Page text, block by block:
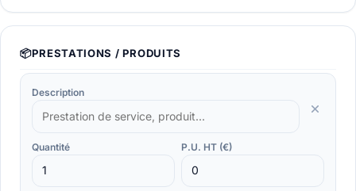
📦PRESTATIONS / PRODUITS
Description
Quantité P.U. HT (€)